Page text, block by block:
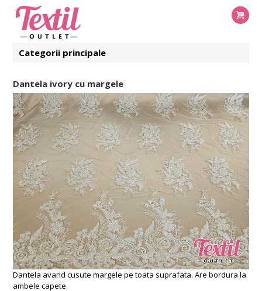
Categorii principale
Dantela ivory cu margele
Dantela avand cusute margele pe toata suprafata. Are bordura la
ambele capete.